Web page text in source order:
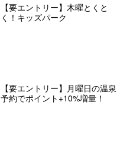
【要エントリー】木曜とくと
く！キッズパーク
【要エントリー】月曜日の温泉
予約でポイント+10%増量！